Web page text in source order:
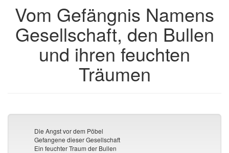
Vom Gefängnis Namens
Gesellschaft, den Bullen
und ihren feuchten
Träumen
Die Angst vor dem Pöbel
Gefangene dieser Gesellschaft
Ein feuchter Traum der Bullen